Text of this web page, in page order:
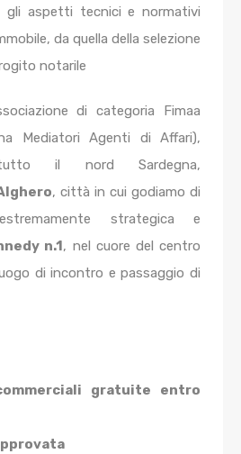
aspetti tecnici e normativi
da quella della selezione
notarile
di categoria Fimaa
Mediatori Agenti di Affari),
il nord Sardegna,
, città in cui godiamo di
strategica e
n.1, nel cuore del centro
di incontro e passaggio di
gratuite entro